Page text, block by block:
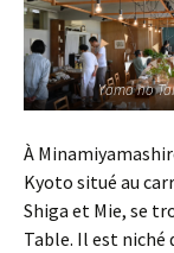
Yama no
À
Kyoto situé au
Shiga et Mie, se
Table. Il est niché